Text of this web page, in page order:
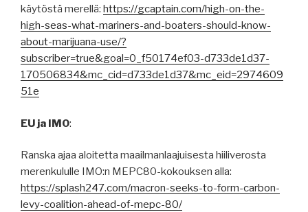
käytöstä merellä: https://gcaptain.com/high-on-the-
high-seas-what-mariners-and-boaters-should-know-
about-marijuana-use/?
subscriber=true&goal=0_f50174ef03-d733de1d37-
170506834&mc_cid=d733de1d37&mc_eid=2974609
51e
EU ja IMO:
Ranska ajaa aloitetta maailmanlaajuisesta hiiliverosta
merenkululle IMO:n MEPC80-kokouksen alla:
https://splash247.com/macron-seeks-to-form-carbon-
levy-coalition-ahead-of-mepc-80/